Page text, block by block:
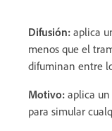
Difusión: aplica
menos que el
difuminan entre
Motivo: aplica
para simular